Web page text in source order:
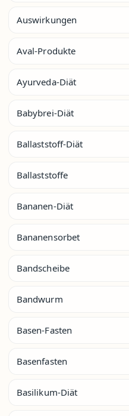
Auswirkungen
Aval-Produkte
Ayurveda-Diät
Babybrei-Diät
Ballaststoff-Diät
Ballaststoffe
Bananen-Diät
Bananensorbet
Bandscheibe
Bandwurm
Basen-Fasten
Basenfasten
Basilikum-Diät